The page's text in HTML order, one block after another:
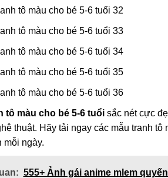
tô màu cho bé 5-6 tuổisắc nét cực
thuật. Hãy tải ngay các mẫu tranh
mỗi ngày.
555+ Ảnh gái anime mlem